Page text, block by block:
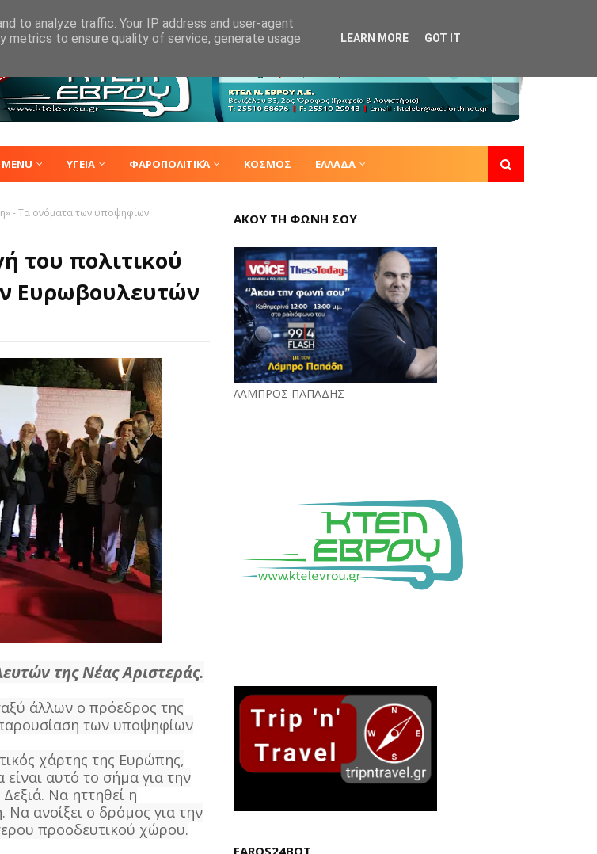
ΥΓΕΙΑ ΦΑΡΟΠΟΛΙΤΙΚΆ ΚΟΣΜΟΣ ΕΛΛΑΔΑ
- Τα ονόματα των υποψηφίων
του πολιτικού
Ευρωβουλευτών
της Νέας Αριστεράς.
άλλων ο πρόεδρος της
των υποψηφίων
χάρτης της Ευρώπης,
αυτό το σήμα για την
Να ηττηθεί η
Να ανοίξει ο δρόμος για την
προοδευτικού χώρου.
ΑΚΟΥ ΤΗ ΦΩΝΗ ΣΟΥ
ΛΑΜΠΡΟΣ ΠΑΠΑΔΗΣ
FAROS24BOT
to analyze traffic. Your IP address and user-agent
metrics to ensure quality of service, generate usage
LEARN MORE GOT IT